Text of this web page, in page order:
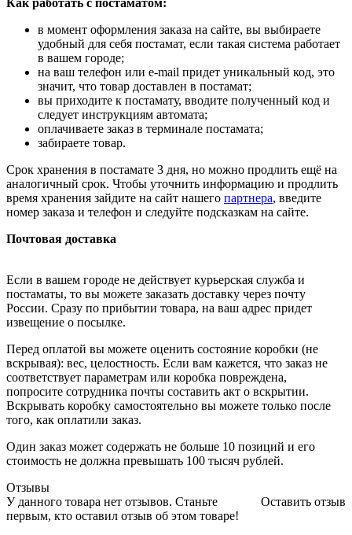
Как работать с постаматом:
в момент оформления заказа на сайте, вы выбираете
удобный для себя постамат, если такая система работает
в вашем городе;
на ваш телефон или e-mail придет уникальный код, это
значит, что товар доставлен в постамат;
вы приходите к постамату, вводите полученный код и
следует инструкциям автомата;
оплачиваете заказ в терминале постамата;
забираете товар.
Срок хранения в постамате 3 дня, но можно продлить ещё на
аналогичный срок. Чтобы уточнить информацию и продлить
время хранения зайдите на сайт нашего партнера, введите
номер заказа и телефон и следуйте подсказкам на сайте.
Почтовая доставка
Если в вашем городе не действует курьерская служба и
постаматы, то вы можете заказать доставку через почту
России. Сразу по прибытии товара, на ваш адрес придет
извещение о посылке.
Перед оплатой вы можете оценить состояние коробки (не
вскрывая): вес, целостность. Если вам кажется, что заказ не
соответствует параметрам или коробка повреждена,
попросите сотрудника почты составить акт о вскрытии.
Вскрывать коробку самостоятельно вы можете только после
того, как оплатили заказ.
Один заказ может содержать не больше 10 позиций и его
стоимость не должна превышать 100 тысяч рублей.
Отзывы
Оставить отзыв
У данного товара нет отзывов. Станьте
первым, кто оставил отзыв об этом товаре!